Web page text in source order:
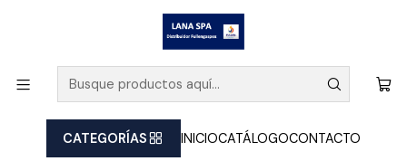
CATEGORÍAS INICIOCATÁLOGOCONTACTO
Inicio TUBERIAS
Tubería Para Gas Pexalpex 32mm, Rollo 50 Mts, Fullengaspex